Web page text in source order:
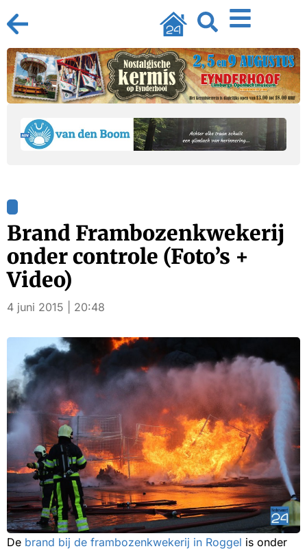
Brand Frambozenkwekerij
onder controle (Foto’s +
Video)
4 juni 2015 | 20:48
De brand bij de frambozenkwekerij in Roggel is onder